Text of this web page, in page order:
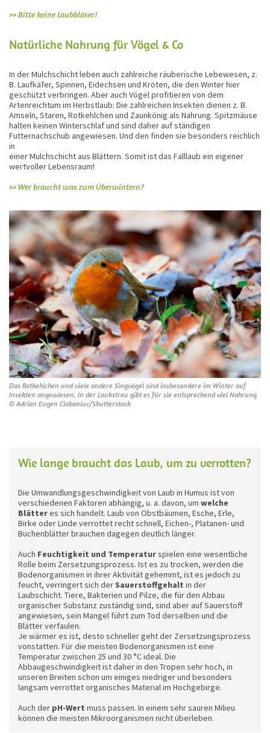
>> Bitte keine Laubbläser!
Natürliche Nahrung für Vögel & Co
In der Mulchschicht leben auch zahlreiche räuberische Lebewesen, z.
B. Laufkäfer, Spinnen, Eidechsen und Kröten, die den Winter hier
geschützt verbringen. Aber auch Vögel profitieren von dem
Artenreichtum im Herbstlaub: Die zahlreichen Insekten dienen z. B.
Amseln, Staren, Rotkehlchen und Zaunkönig als Nahrung. Spitzmäuse
halten keinen Winterschlaf und sind daher auf ständigen
Futternachschub angewiesen. Und den finden sie besonders reichlich
in
einer Mulchschicht aus Blättern. Somit ist das Falllaub ein eigener
wertvoller Lebensraum!
>> Wer braucht was zum Überwintern?
Das Rotkehlchen und viele andere Singvögel sind insbesondere im Winter auf
Insekten angewiesen. In der Laubstreu gibt es für sie entsprechend viel Nahrung
© Adrian Eugen Ciobaniuc/Shutterstock
Wie lange braucht das Laub, um zu verrotten?
Die Umwandlungsgeschwindigkeit von Laub in Humus ist von
verschiedenen Faktoren abhängig, u. a. davon, um welche
Blätteres sich handelt. Laub von Obstbäumen, Esche, Erle,
Birke oder Linde verrottet recht schnell, Eichen-, Platanen- und
Buchenblätter brauchen dagegen deutlich länger.
Auch Feuchtigkeit und Temperaturspielen eine wesentliche
Rolle beim Zersetzungsprozess. Ist es zu trocken, werden die
Bodenorganismen in ihrer Aktivität gehemmt, ist es jedoch zu
feucht, verringert sich der Sauerstoffgehalt in der
Laubschicht. Tiere, Bakterien und Pilze, die für den Abbau
organischer Substanz zuständig sind, sind aber auf Sauerstoff
angewiesen, sein Mangel führt zum Tod derselben und die
Blätter verfaulen.
Je wärmer es ist, desto schneller geht der Zersetzungsprozess
vonstatten. Für die meisten Bodenorganismen ist eine
Temperatur zwischen 25 und 30 °C ideal. Die
Abbaugeschwindigkeit ist daher in den Tropen sehr hoch, in
unseren Breiten schon um einiges niedriger und besonders
langsam verrottet organisches Material im Hochgebirge.
Auch der pH-Wert muss passen. In einem sehr sauren Milieu
können die meisten Mikroorganismen nicht überleben.